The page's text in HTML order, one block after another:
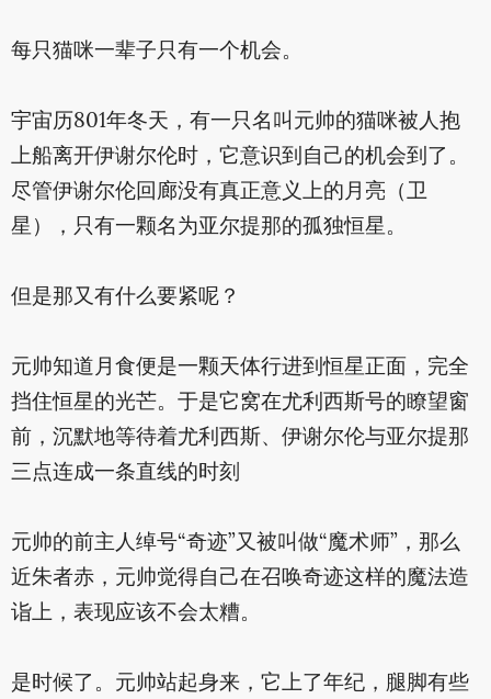
每只猫咪一辈子只有一个机会。
宇宙历801年冬天，有一只名叫元帅的猫咪被人抱
上船离开伊谢尔伦时，它意识到自己的机会到了。
尽管伊谢尔伦回廊没有真正意义上的月亮（卫
星），只有一颗名为亚尔提那的孤独恒星。
但是那又有什么要紧呢？
元帅知道月食便是一颗天体行进到恒星正面，完全
挡住恒星的光芒。于是它窝在尤利西斯号的瞭望窗
前，沉默地等待着尤利西斯、伊谢尔伦与亚尔提那
三点连成一条直线的时刻
元帅的前主人绰号“奇迹”又被叫做“魔术师”，那么
近朱者赤，元帅觉得自己在召唤奇迹这样的魔法造
诣上，表现应该不会太糟。
是时候了。元帅站起身来，它上了年纪，腿脚有些